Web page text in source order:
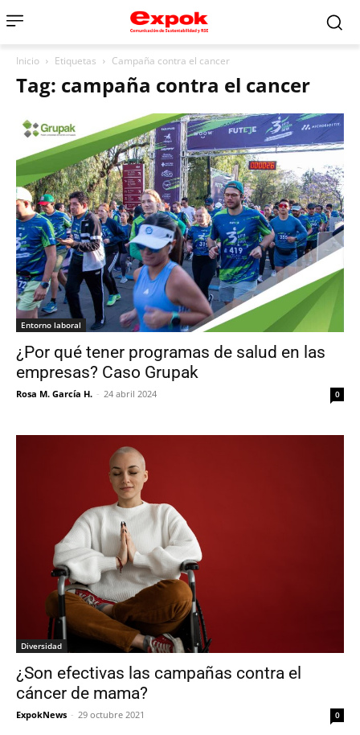
Inicio Etiquetas Campaña contra el cancer
Tag: campaña contra el cancer
Entorno laboral
¿Por qué tener programas de salud en las
empresas? Caso Grupak
Rosa M. García H. - 24 abril 2024 0
Diversidad
¿Son efectivas las campañas contra el
cáncer de mama?
ExpokNews - 29 octubre 2021 0